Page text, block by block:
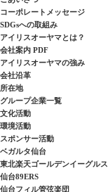
コーポレートメッセージ
SDGsへの取組み
アイリスオーヤマとは？
会社案内 PDF
アイリスオーヤマの強み
会社沿革
所在地
グループ企業一覧
文化活動
環境活動
スポンサー活動
ベガルタ仙台
東北楽天ゴールデンイーグルス
仙台89ERS
仙台フィル管弦楽団